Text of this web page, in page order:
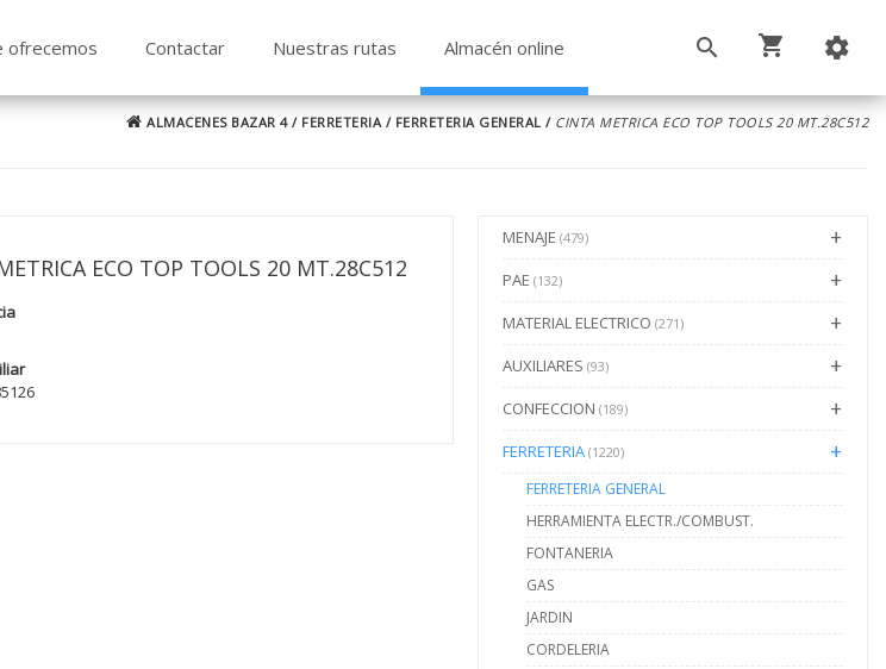
ofrecemos Contactar Nuestras rutas Almacén online
ALMACENES BAZAR 4/ FERRETERIA/ FERRETERIA GENERAL / CINTA METRICA ECO TOP TOOLS 20 MT.28C512
MENAJE (479)
PAE (132)
MATERIAL ELECTRICO (271)
AUXILIARES (93)
CONFECCION (189)
FERRETERIA (1220)
FERRETERIA GENERAL
HERRAMIENTA ELECTR./COMBUST.
FONTANERIA
GAS
JARDIN
CORDELERIA
ECO TOP TOOLS 20 MT.28C512